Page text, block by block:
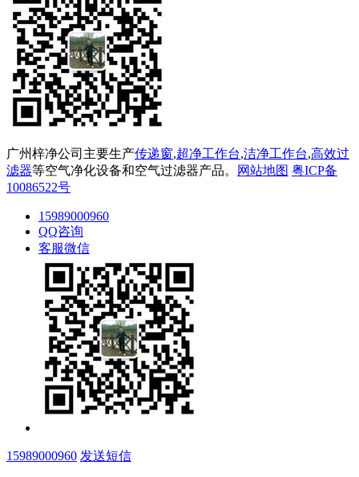
广州梓净公司主要生产传递窗,超净工作台,洁净工作台,高效过
滤器等空气净化设备和空气过滤器产品。 网站地图 粤ICP备
10086522号
15989000960
QQ咨询
客服微信
15989000960 发送短信